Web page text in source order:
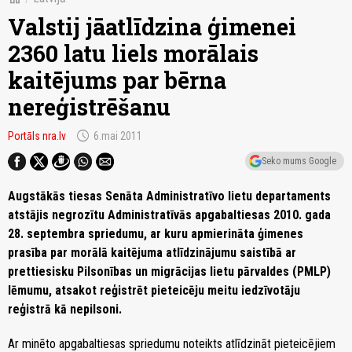
Valstij jāatlīdzina ģimenei
2360 latu liels morālais
kaitējums par bērna
nereģistrēšanu
Portāls nra.lv schedule 6.mai 2011
Seko mums Google
Augstākās tiesas Senāta Administratīvo lietu departaments
atstājis negrozītu Administratīvās apgabaltiesas 2010. gada
28. septembra spriedumu, ar kuru apmierināta ģimenes
prasība par morālā kaitējuma atlīdzinājumu saistībā ar
prettiesisku Pilsonības un migrācijas lietu pārvaldes (PMLP)
lēmumu, atsakot reģistrēt pieteicēju meitu iedzīvotāju
reģistrā kā nepilsoni.
Ar minēto apgabaltiesas spriedumu noteikts atlīdzināt pieteicējiem